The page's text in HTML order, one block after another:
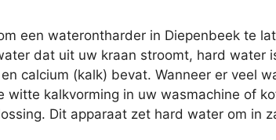
een waterontharder in Diepenbeek te
dat uit uw kraan stroomt, hard water
calcium (kalk) bevat. Wanneer er veel
witte kalkvorming in uw wasmachine of
Dit apparaat zet hard water om in